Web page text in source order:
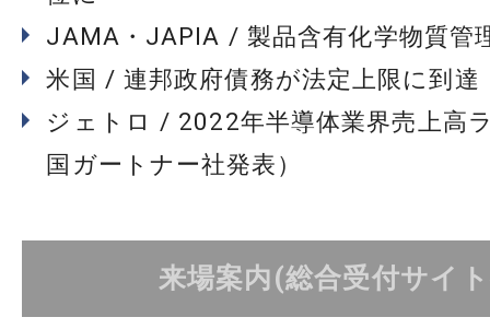
JAMA・JAPIA / 製品含有化学物質管
米国 / 連邦政府債務が法定上限に到達
ジェトロ / 2022年半導体業界売上高
国ガートナー社発表）
来場案内(総合受付サイ